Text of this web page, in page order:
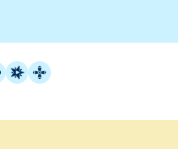
Radio Estel
Catalunya Cristiana